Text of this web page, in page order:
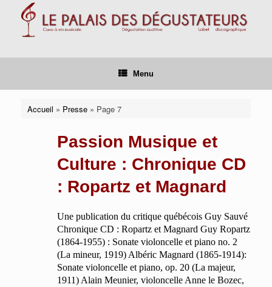
Menu
Accueil » Presse» Page 7
Passion Musique et
Culture : Chronique CD
: Ropartz et Magnard
Une publication du critique québécois Guy Sauvé
Chronique CD : Ropartz et Magnard Guy Ropartz
(1864-1955) : Sonate violoncelle et piano no. 2
(La mineur, 1919) Albéric Magnard (1865-1914):
Sonate violoncelle et piano, op. 20 (La majeur,
1911) Alain Meunier, violoncelle Anne le Bozec,